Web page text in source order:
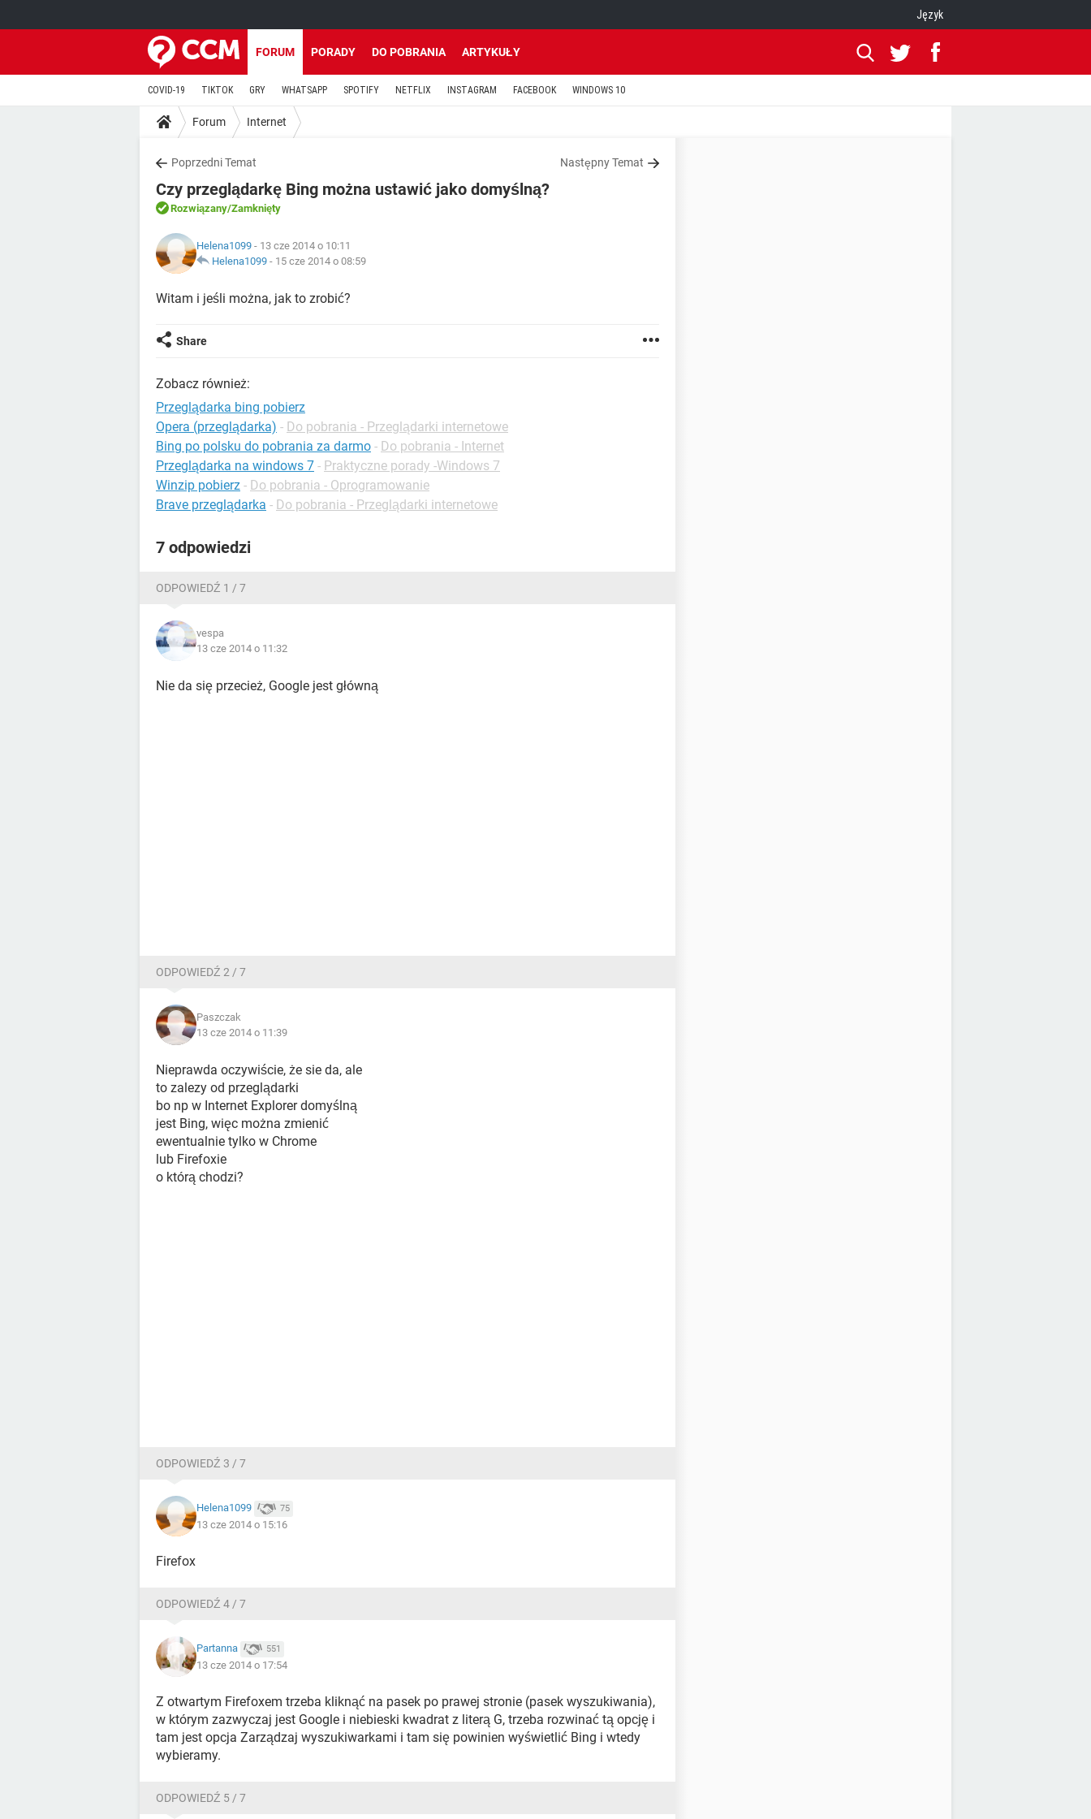
Język
FORUM PORADY DO POBRANIA ARTYKUŁY
COVID-19 TIKTOK GRY WHATSAPP SPOTIFY NETFLIX INSTAGRAM FACEBOOK WINDOWS 10
Forum Internet
Poprzedni Temat Następny Temat
Czy przeglądarkę Bing można ustawić jako domyślną?
Rozwiązany/Zamknięty
Helena1099 - 13 cze 2014 o 10:11
Helena1099 - 15 cze 2014 o 08:59
Witam i jeśli można, jak to zrobić?
Share
Zobacz również:
Przeglądarka bing pobierz
Opera (przeglądarka) - Do pobrania - Przeglądarki internetowe
Bing po polsku do pobrania za darmo - Do pobrania - Internet
Przeglądarka na windows 7 - Praktyczne porady -Windows 7
Winzip pobierz - Do pobrania - Oprogramowanie
Brave przeglądarka - Do pobrania - Przeglądarki internetowe
7 odpowiedzi
ODPOWIEDŹ 1 / 7
vespa
13 cze 2014 o 11:32
Nie da się przecież, Google jest główną
ODPOWIEDŹ 2 / 7
Paszczak
13 cze 2014 o 11:39
Nieprawda oczywiście, że sie da, ale
to zalezy od przeglądarki
bo np w Internet Explorer domyślną
jest Bing, więc można zmienić
ewentualnie tylko w Chrome
lub Firefoxie
o którą chodzi?
ODPOWIEDŹ 3 / 7
Helena1099 75
13 cze 2014 o 15:16
Firefox
ODPOWIEDŹ 4 / 7
Partanna 551
13 cze 2014 o 17:54
Z otwartym Firefoxem trzeba kliknąć na pasek po prawej stronie (pasek wyszukiwania),
w którym zazwyczaj jest Google i niebieski kwadrat z literą G, trzeba rozwinać tą opcję i
tam jest opcja Zarządzaj wyszukiwarkami i tam się powinien wyświetlić Bing i wtedy
wybieramy.
ODPOWIEDŹ 5 / 7